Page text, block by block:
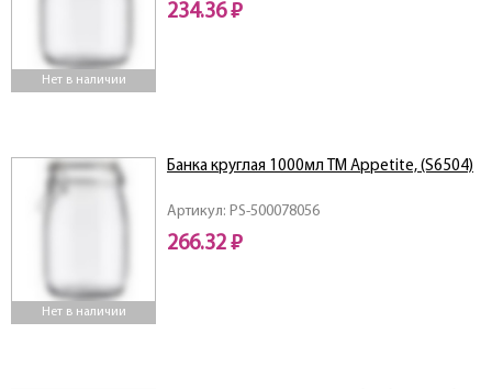
Нет в наличии
234.36 ₽
Нет в наличии
Артикул: PS-500078056
Банка круглая 1000мл ТМ Appetite, (S6504)
266.32 ₽